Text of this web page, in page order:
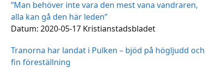
”Man behöver inte vara den mest vana vandraren,
alla kan gå den här leden”
Datum: 2020-05-17 Kristianstadsbladet
Tranorna har landat i Pulken – bjöd på högljudd och
fin föreställning